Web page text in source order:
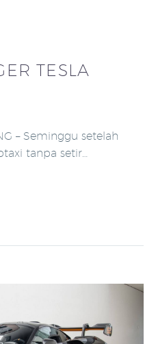
TESLA
– Seminggu setelah
tanpa setir…